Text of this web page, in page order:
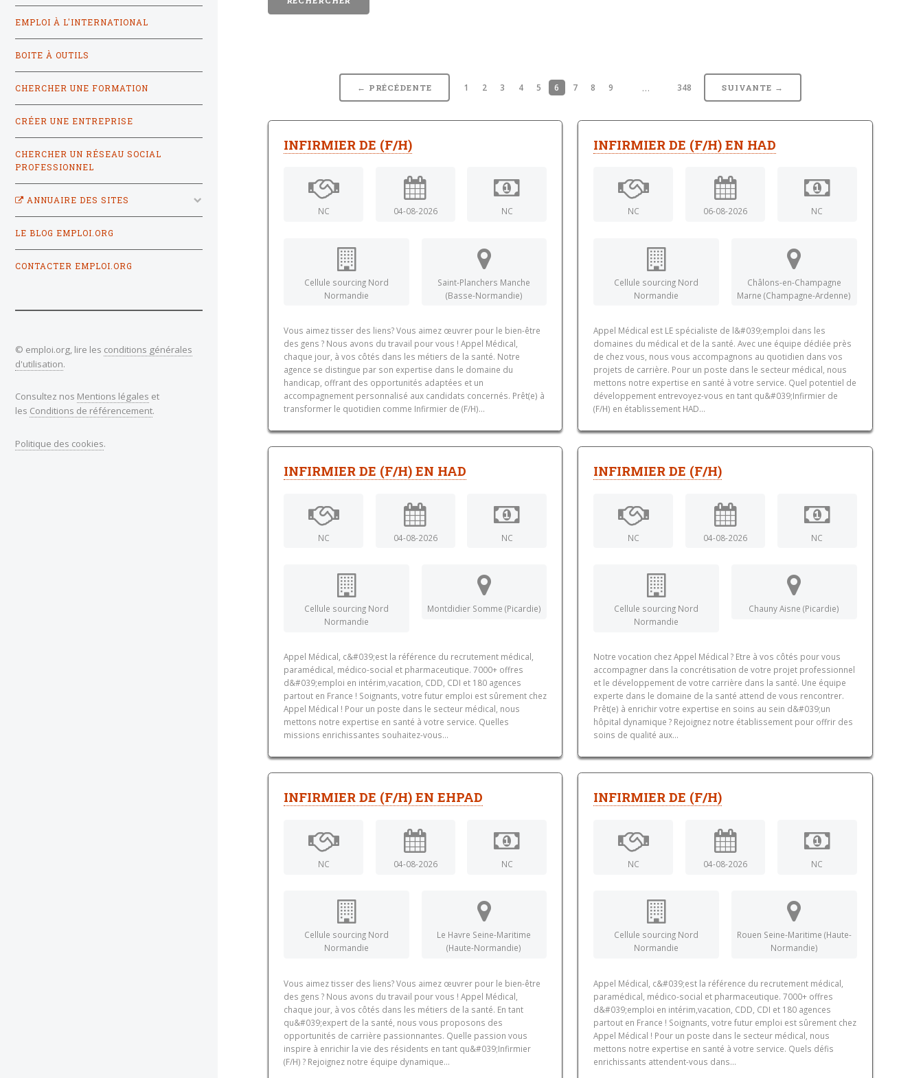
← PRÉCÉDENTE 1 2 3 4 5 6 7 8 9 … 348 SUIVANTE →
INFIRMIER DE (F/H)
NC 04-08-2026 NC
Cellule sourcing Nord
Normandie
Saint-Planchers Manche
(Basse-Normandie)
Vous aimez tisser des liens? Vous aimez œuvrer pour le bien-être
des gens ? Nous avons du travail pour vous ! Appel Médical,
chaque jour, à vos côtés dans les métiers de la santé. Notre
agence se distingue par son expertise dans le domaine du
handicap, offrant des opportunités adaptées et un
accompagnement personnalisé aux candidats concernés. Prêt(e) à
transformer le quotidien comme Infirmier de (F/H)...
INFIRMIER DE (F/H) EN HAD
NC 06-08-2026 NC
Cellule sourcing Nord
Normandie
Châlons-en-Champagne
Marne (Champagne-Ardenne)
Appel Médical est LE spécialiste de l&#039;emploi dans les
domaines du médical et de la santé. Avec une équipe dédiée près
de chez vous, nous vous accompagnons au quotidien dans vos
projets de carrière. Pour un poste dans le secteur médical, nous
mettons notre expertise en santé à votre service. Quel potentiel de
développement entrevoyez-vous en tant qu&#039;Infirmier de
(F/H) en établissement HAD...
INFIRMIER DE (F/H) EN HAD
NC 04-08-2026 NC
Cellule sourcing Nord
Normandie
Montdidier Somme (Picardie)
Appel Médical, c&#039;est la référence du recrutement médical,
paramédical, médico-social et pharmaceutique. 7000+ offres
d&#039;emploi en intérim,vacation, CDD, CDI et 180 agences
partout en France ! Soignants, votre futur emploi est sûrement chez
Appel Médical ! Pour un poste dans le secteur médical, nous
mettons notre expertise en santé à votre service. Quelles
missions enrichissantes souhaitez-vous...
INFIRMIER DE (F/H)
NC 04-08-2026 NC
Cellule sourcing Nord
Normandie
Chauny Aisne (Picardie)
Notre vocation chez Appel Médical ? Etre à vos côtés pour vous
accompagner dans la concrétisation de votre projet professionnel
et le développement de votre carrière dans la santé. Une équipe
experte dans le domaine de la santé attend de vous rencontrer.
Prêt(e) à enrichir votre expertise en soins au sein d&#039;un
hôpital dynamique ? Rejoignez notre établissement pour offrir des
soins de qualité aux...
INFIRMIER DE (F/H) EN EHPAD
NC 04-08-2026 NC
Cellule sourcing Nord
Normandie
Le Havre Seine-Maritime
(Haute-Normandie)
Vous aimez tisser des liens? Vous aimez œuvrer pour le bien-être
des gens ? Nous avons du travail pour vous ! Appel Médical,
chaque jour, à vos côtés dans les métiers de la santé. En tant
qu&#039;expert de la santé, nous vous proposons des
opportunités de carrière passionnantes. Quelle passion vous
inspire à enrichir la vie des résidents en tant qu&#039;Infirmier
(F/H) ? Rejoignez notre équipe dynamique...
INFIRMIER DE (F/H)
NC 04-08-2026 NC
Cellule sourcing Nord
Normandie
Rouen Seine-Maritime (Haute-
Normandie)
Appel Médical, c&#039;est la référence du recrutement médical,
paramédical, médico-social et pharmaceutique. 7000+ offres
d&#039;emploi en intérim,vacation, CDD, CDI et 180 agences
partout en France ! Soignants, votre futur emploi est sûrement chez
Appel Médical ! Pour un poste dans le secteur médical, nous
mettons notre expertise en santé à votre service. Quels défis
enrichissants attendent-vous dans...
EMPLOI À L'INTERNATIONAL
BOITE À OUTILS
CHERCHER UNE FORMATION
CRÉER UNE ENTREPRISE
CHERCHER UN RÉSEAU SOCIAL
PROFESSIONNEL
ANNUAIRE DES SITES
LE BLOG EMPLOI.ORG
CONTACTER EMPLOI.ORG
© emploi.org, lire les conditions générales
d'utilisation.
Consultez nos Mentions légales et
les Conditions de référencement.
Politique des cookies.